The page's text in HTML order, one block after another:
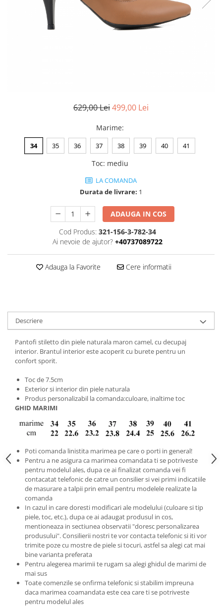
629,00 Lei499,00 Lei
Marime:
34 35 36 37 38 39 40 41
Toc: mediu
LA COMANDA
Durata de livrare: 1
ADAUGA IN COS
Cod Produs: 321-156-3-782-34
Ai nevoie de ajutor? +40737089722
Adauga la Favorite Cere informatii
Descriere
Pantofi stiletto din piele naturala maron camel, cu decupaj
interior. Brantul interior este acoperit cu burete pentru un
confort sporit.
Toc de 7.5cm
Exterior si interior din piele naturala
Produs personalizabil la comanda:culoare, inaltime toc
GHID MARIMI
Poti comanda linistita marimea pe care o porti in general!
Pentru a ne asigura ca marimea comandata ti se potriveste
pentru modelul ales, dupa ce ai finalizat comanda vei fi
contacatat telefonic de catre un consilier si vei primi indicatiile
de masurare a talpii prin email pentru modelele realizate la
comanda
In cazul in care doresti modificari ale modelului (culoare si tip
piele, toc, etc.), dupa ce ai adaugat produsul in cos,
mentioneaza in sectiunea observatii "doresc personalizarea
produsului". Consilierii nostri te vor contacta telefonic si iti vor
trimite poze cu mostre de piele si tocuri, astfel sa alegi cat mai
bine varianta preferata
Pentru alegerea marimii te rugam sa alegi ghidul de marimi de
mai sus
Toate comenzile se onfirma telefonic si stabilim impreuna
daca marimea coamandata este cea care ti se potriveste
pentru modelul ales